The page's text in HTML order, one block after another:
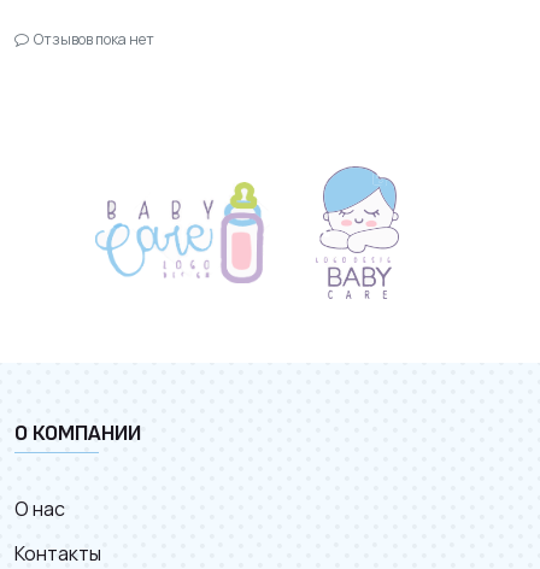
Отзывов пока нет
О КОМПАНИИ
О нас
Контакты